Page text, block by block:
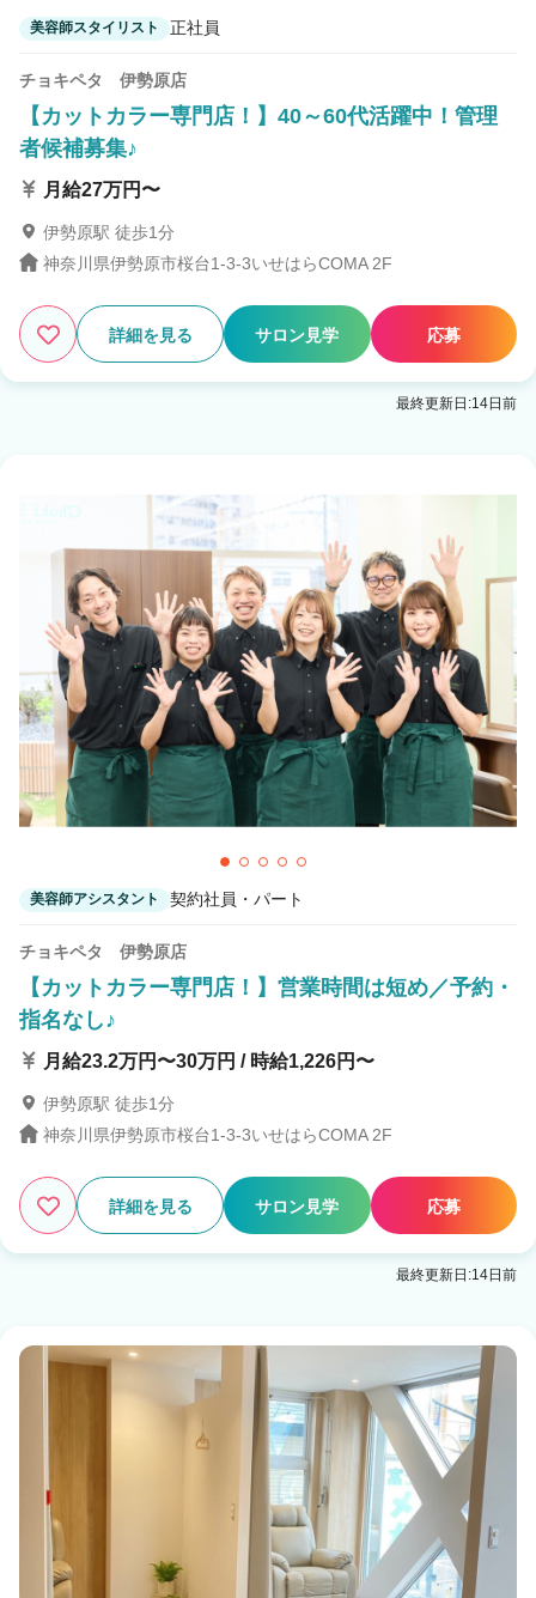
美容師スタイリスト 正社員
チョキペタ 伊勢原店
【カットカラー専門店！】40～60代活躍中！管理
者候補募集♪
月給27万円〜
伊勢原駅 徒歩1分
神奈川県伊勢原市桜台1-3-3いせはらCOMA 2F
詳細を見る サロン見学 応募
最終更新日:14日前
美容師アシスタント 契約社員・パート
チョキペタ 伊勢原店
【カットカラー専門店！】営業時間は短め／予約・
指名なし♪
月給23.2万円〜30万円 / 時給1,226円〜
伊勢原駅 徒歩1分
神奈川県伊勢原市桜台1-3-3いせはらCOMA 2F
詳細を見る サロン見学 応募
最終更新日:14日前